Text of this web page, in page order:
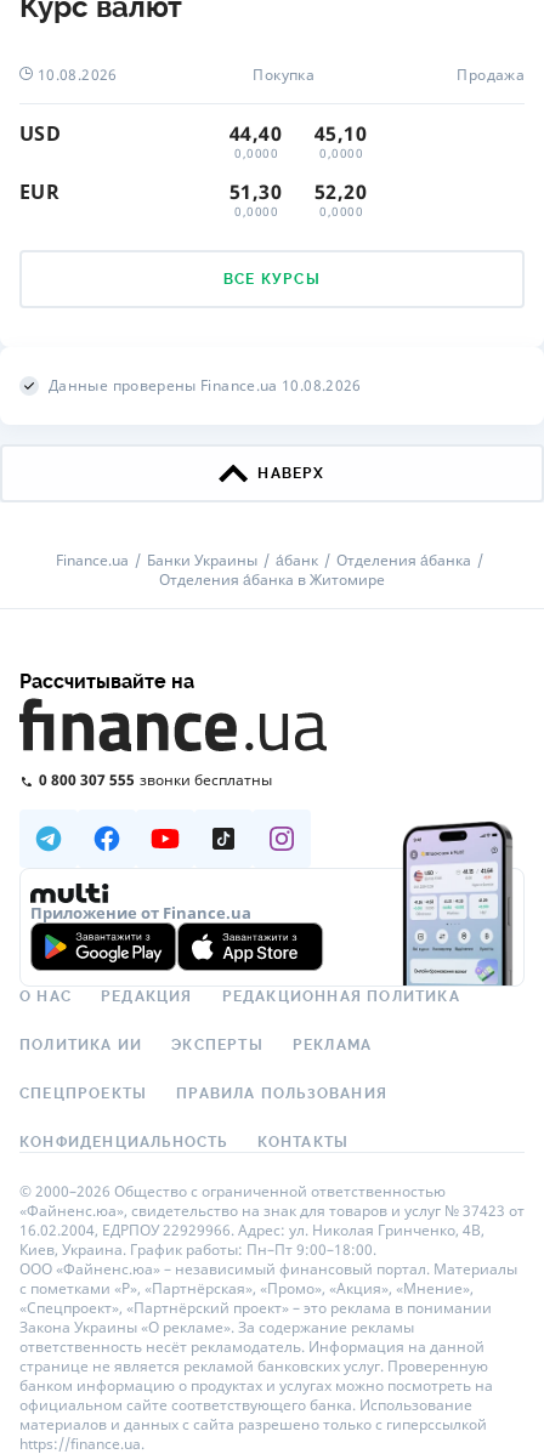
Курс валют
10.08.2026 Покупка Продажа
USD 44,40
0,0000
45,10
0,0000
EUR 51,30
0,0000
52,20
0,0000
ВСЕ КУРСЫ
Данные проверены Finance.ua 10.08.2026
НАВЕРХ
Finance.ua Банки Украины а́банк
Отделения а́банка
Отделения а́банка в Житомире
Рассчитывайте на
0 800 307 555 звонки бесплатны
Приложение от Finance.ua
О НАС РЕДАКЦИЯ РЕДАКЦИОННАЯ ПОЛИТИКА
ПОЛИТИКА ИИ ЭКСПЕРТЫ РЕКЛАМА
СПЕЦПРОЕКТЫ ПРАВИЛА ПОЛЬЗОВАНИЯ
КОНФИДЕНЦИАЛЬНОСТЬ КОНТАКТЫ
© 2000–2026 Общество с ограниченной ответственностью
«Файненс.юа», свидетельство на знак для товаров и услуг № 37423 от
16.02.2004, ЕДРПОУ 22929966. Адрес: ул. Николая Гринченко, 4В,
Киев, Украина. График работы: Пн–Пт 9:00–18:00.
ООО «Файненс.юа» – независимый финансовый портал. Материалы
с пометками «Р», «Партнёрская», «Промо», «Акция», «Мнение»,
«Спецпроект», «Партнёрский проект» – это реклама в понимании
Закона Украины «О рекламе». За содержание рекламы
ответственность несёт рекламодатель. Информация на данной
странице не является рекламой банковских услуг. Проверенную
банком информацию о продуктах и услугах можно посмотреть на
официальном сайте соответствующего банка. Использование
материалов и данных с сайта разрешено только с гиперссылкой
https://finance.ua.